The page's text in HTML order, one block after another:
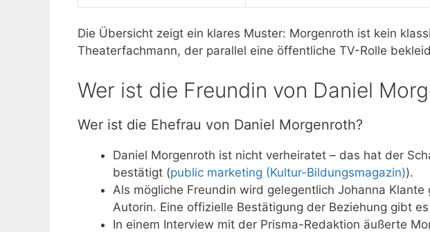
Die Übersicht zeigt ein klares Muster: Morgenroth ist kein
Theaterfachmann, der parallel eine öffentliche TV-Rolle
Wer ist die Freundin von Daniel
Wer ist die Ehefrau von Daniel Morgenroth?
Daniel Morgenroth ist nicht verheiratet – das hat der
bestätigt (public marketing (Kultur-Bildungsmagazin)).
Als mögliche Freundin wird gelegentlich Johanna
Autorin. Eine offizielle Bestätigung der Beziehung gibt
In einem Interview mit der Prisma-Redaktion äußerte